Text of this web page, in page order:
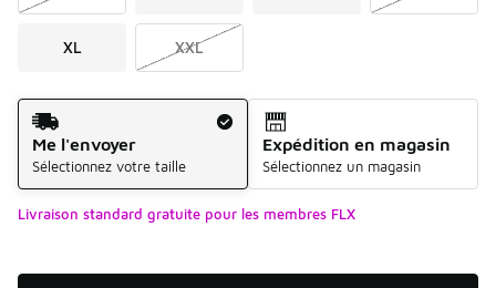
XL XXL
Mode d'expédition
Me l'envoyer
Sélectionnez votre taille
Expédition en magasin
Sélectionnez un magasin
Livraison standard gratuite pour les membres FLX